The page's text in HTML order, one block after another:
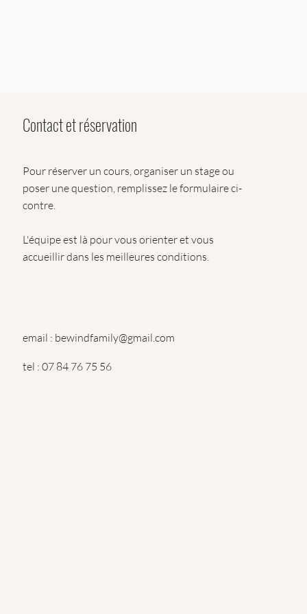
Contact et réservation
Pour réserver un cours, organiser un stage ou
poser une question, remplissez le formulaire ci-
contre.
L'équipe est là pour vous orienter et vous
accueillir dans les meilleures conditions.
email : bewindfamily@gmail.com
tel : 07 84 76 75 56